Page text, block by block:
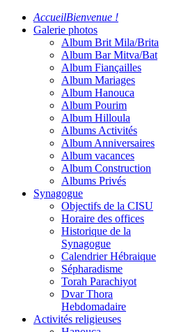
AccueilBienvenue !
Galerie photos
Album Brit Mila/Brita
Album Bar Mitva/Bat
Album Fiançailles
Album Mariages
Album Hanouca
Album Pourim
Album Hilloula
Albums Activités
Album Anniversaires
Album vacances
Album Construction
Albums Privés
Synagogue
Objectifs de la CISU
Horaire des offices
Historique de la
Synagogue
Calendrier Hébraique
Sépharadisme
Torah Parachiyot
Dvar Thora
Hebdomadaire
Activités religieuses